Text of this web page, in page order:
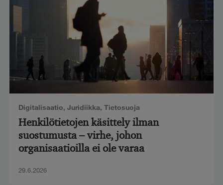
Digitalisaatio, Juridiikka, Tietosuoja
Henkilötietojen käsittely ilman
suostumusta – virhe, johon
organisaatioilla ei ole varaa
29.6.2026